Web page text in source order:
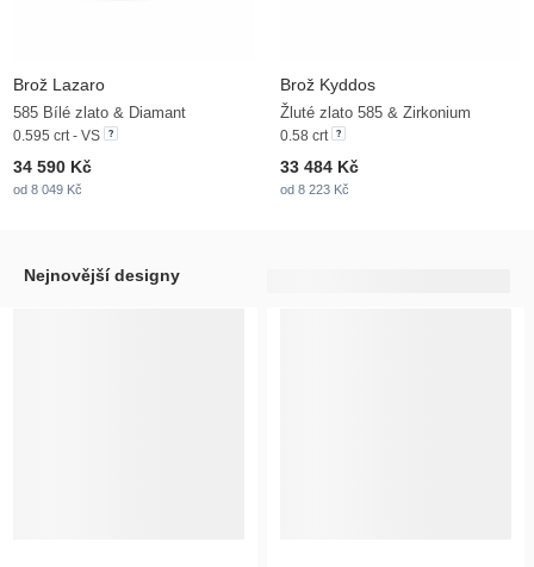
Brož Lazaro
585 Bílé zlato & Diamant
0.595 crt - VS
34 590 Kč
od 8 049 Kč
Brož Kyddos
Žluté zlato 585 & Zirkonium
0.58 crt
33 484 Kč
od 8 223 Kč
Nejnovější designy